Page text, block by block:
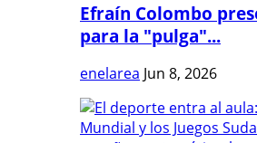
Efraín Colombo
para la "pulga"...
enelarea Jun 8, 2026